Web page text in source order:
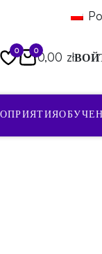
0 00,00 zł